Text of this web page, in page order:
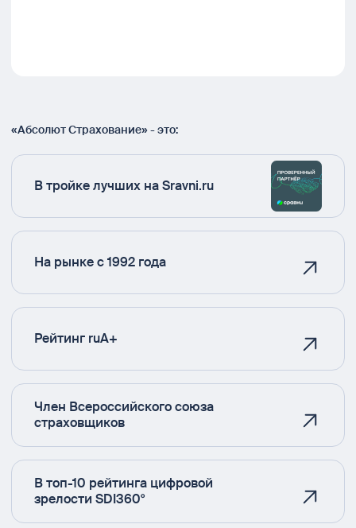
«Абсолют Страхование» - это:
В тройке лучших на Sravni.ru
На рынке с 1992 года
Рейтинг ruA+
Член Всероссийского союза
страховщиков
В топ-10 рейтинга цифровой
зрелости SDI360°